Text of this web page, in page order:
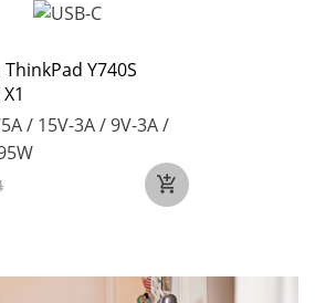
Y740S
/ 15V-3A / 9V-3A /